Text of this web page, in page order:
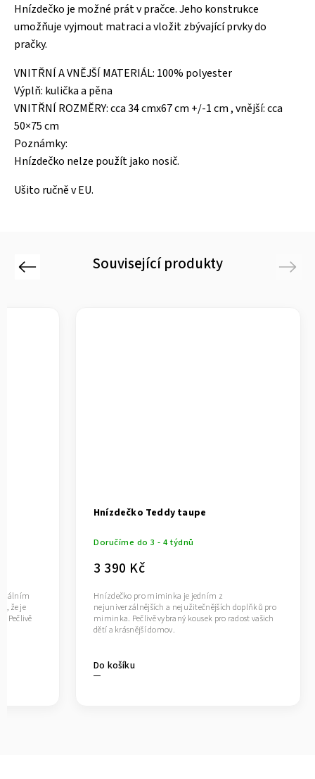
Hnízdečko je možné prát v pračce. Jeho konstrukce
umožňuje vyjmout matraci a vložit zbývající prvky do
pračky.
VNITŘNÍ A VNĚJŠÍ MATERIÁL: 100% polyester
Výplň: kulička a pěna
VNITŘNÍ ROZMĚRY: cca 34 cmx67 cm +/-1 cm , vnější: cca
50×75 cm
Poznámky:
Hnízdečko nelze použít jako nosič.
Ušito ručně v EU.
Související produkty
Previous
že je
Pečlivě
Hnízdečko Teddy taupe
Doručíme do 3 - 4 týdnů
3 390 Kč
Do košíku
Hnízdečko pro miminka je jedním z
nejuniverzálnějších a nejužitečnějších doplňků pro
miminka. Pečlivě vybraný kousek pro radost vašich
dětí a krásnější domov.
Next